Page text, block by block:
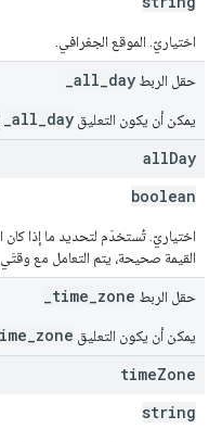
اختياريّ. الموقع الجغرافي.
حقل الربط _all_day
يمكن أن يكون التعليق _all_day
allDay
boolean
اختياريّ. تُستخدَم لتحديد ما إذا كان
القيمة صحيحة، يتم التعامل مع وقتَي
حقل الربط _time_zone
يمكن أن يكون التعليق
timeZone
string